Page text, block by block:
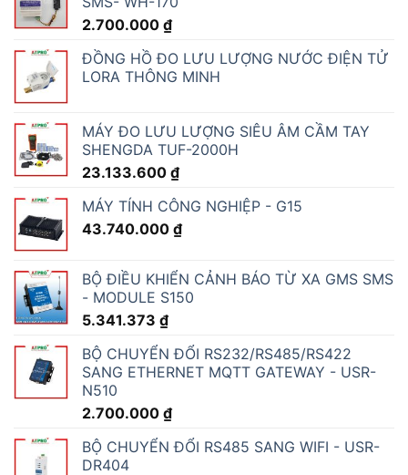
2.700.000 ₫
ĐỒNG HỒ ĐO LƯU LƯỢNG NƯỚC ĐIỆN TỬ
LORA THÔNG MINH
MÁY ĐO LƯU LƯỢNG SIÊU ÂM CẦM TAY
SHENGDA TUF-2000H
23.133.600 ₫
MÁY TÍNH CÔNG NGHIỆP - G15
43.740.000 ₫
BỘ ĐIỀU KHIỂN CẢNH BÁO TỪ XA GMS SMS
- MODULE S150
5.341.373 ₫
BỘ CHUYỂN ĐỔI RS232/RS485/RS422
SANG ETHERNET MQTT GATEWAY - USR-
N510
2.700.000 ₫
BỘ CHUYỂN ĐỔI RS485 SANG WIFI - USR-
DR404